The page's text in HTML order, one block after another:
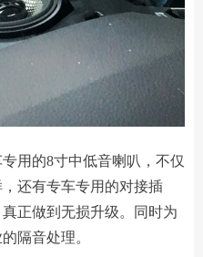
用的8寸中低音喇叭，不仅
还有专车专用的对接插
正做到无损升级。同时为
隔音处理。